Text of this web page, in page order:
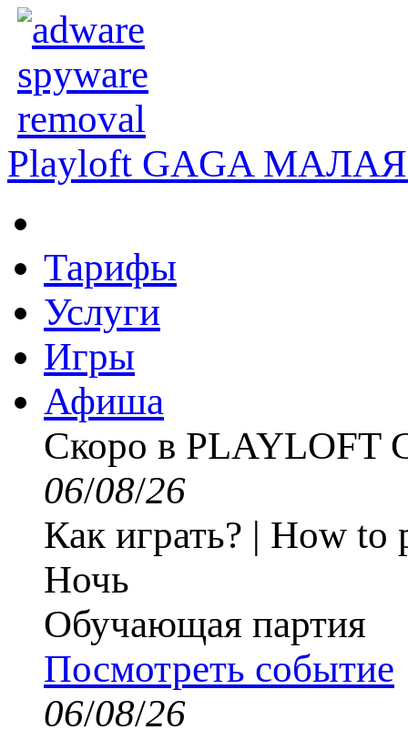
Playloft GAGA МАЛАЯ
Тарифы
Услуги
Игры
Афиша
Скоро в PLAYLOFT
06/08/26
Как играть? | How
Ночь
Обучающая партия
Посмотреть событие
06/08/26